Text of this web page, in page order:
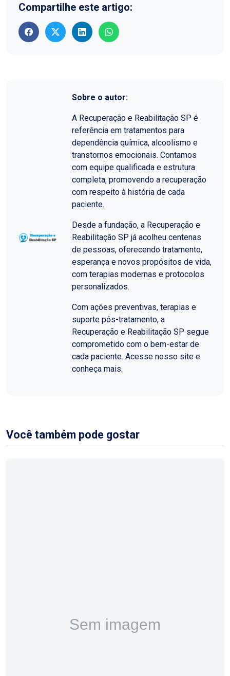
Compartilhe este artigo:
Sobre o autor:
A Recuperação e Reabilitação SP é
referência em tratamentos para
dependência química, alcoolismo e
transtornos emocionais. Contamos
com equipe qualificada e estrutura
completa, promovendo a recuperação
com respeito à história de cada
paciente.
Desde a fundação, a Recuperação e
Reabilitação SP já acolheu centenas
de pessoas, oferecendo tratamento,
esperança e novos propósitos de vida,
com terapias modernas e protocolos
personalizados.
Com ações preventivas, terapias e
suporte pós-tratamento, a
Recuperação e Reabilitação SP segue
comprometido com o bem-estar de
cada paciente. Acesse nosso site e
conheça mais.
Você também pode gostar